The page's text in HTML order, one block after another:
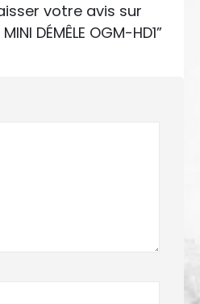
votre avis sur
DÉMÊLE OGM-HD1”